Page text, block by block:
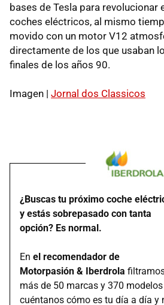
bases de Tesla para revolucionar
coches eléctricos, al mismo
movido con un motor V12
directamente de los que usaban
finales de los años 90.
Imagen | Jornal dos Classicos
¿Buscas tu próximo coche
y estás sobrepasado con tanta
opción? Es normal.
En el recomendador de
Motorpasión & Iberdrola
más de 50 marcas y 370
cuéntanos cómo es tu día a día y